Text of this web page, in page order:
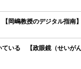
岡嶋教授のデジタル指南】
ている 【政眼鏡（せいが